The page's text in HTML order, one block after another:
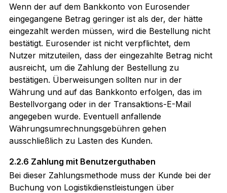
Wenn der auf dem Bankkonto von Eurosender
eingegangene Betrag geringer ist als der, der hätte
eingezahlt werden müssen, wird die Bestellung nicht
bestätigt. Eurosender ist nicht verpflichtet, dem
Nutzer mitzuteilen, dass der eingezahlte Betrag nicht
ausreicht, um die Zahlung der Bestellung zu
bestätigen. Überweisungen sollten nur in der
Währung und auf das Bankkonto erfolgen, das im
Bestellvorgang oder in der Transaktions-E-Mail
angegeben wurde. Eventuell anfallende
Währungsumrechnungsgebühren gehen
ausschließlich zu Lasten des Kunden.
2.2.6 Zahlung mit Benutzerguthaben
Bei dieser Zahlungsmethode muss der Kunde bei der
Buchung von Logistikdienstleistungen über